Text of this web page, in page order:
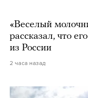
«Веселый
рассказал, что
из России
2 часа назад